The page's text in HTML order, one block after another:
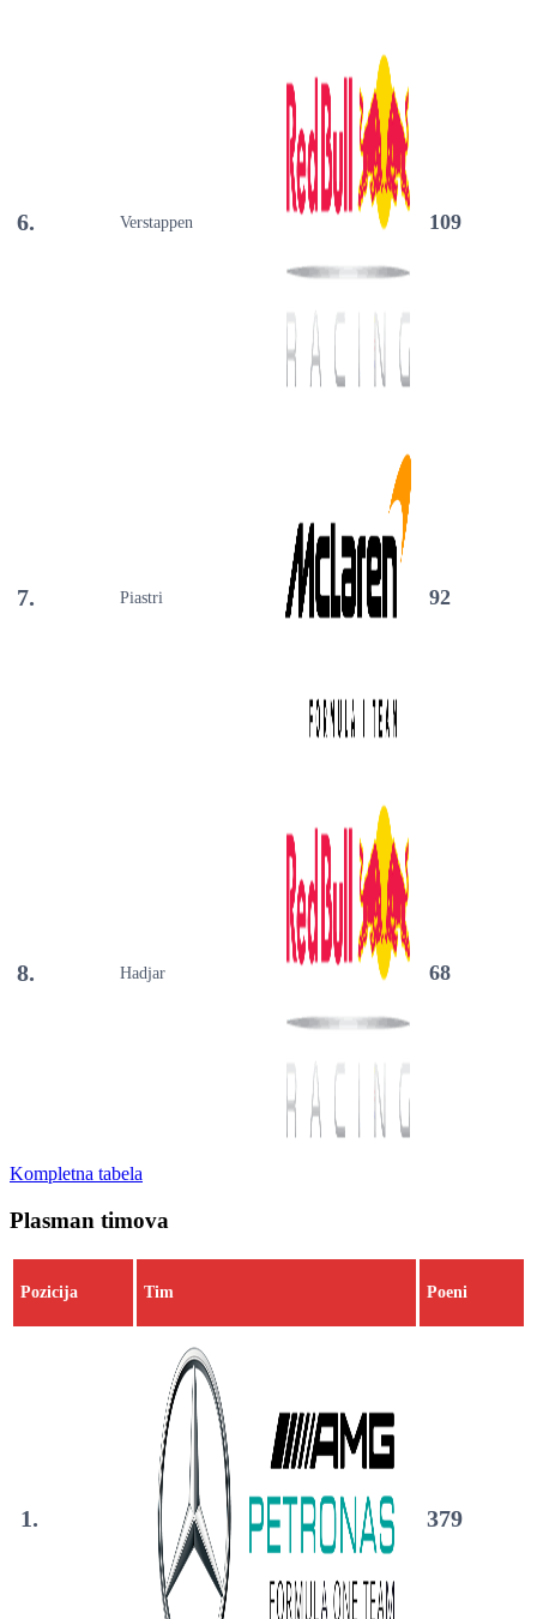
6. Verstappen 109
7. Piastri 92
8. Hadjar 68
Kompletna tabela
Plasman timova
Pozicija Tim Poeni
1. 379